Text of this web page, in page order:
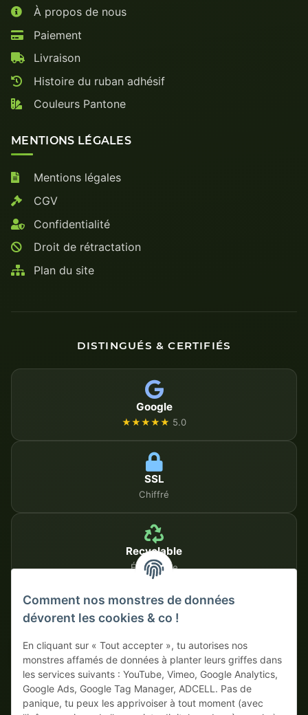
À propos de nous
Paiement
Livraison
Histoire du ruban adhésif
Couleurs Pantone
MENTIONS LÉGALES
Mentions légales
CGV
Confidentialité
Droit de rétractation
Plan du site
DISTINGUÉS & CERTIFIÉS
Google
★★★★★ 5.0
SSL
Chiffré
Recyclable
Écologique
MÉTHODES DE PAIEMENT SÉCURISÉES
Sur facture Paiement anticipé avec escompte
Comment nos monstres de données
dévorent les cookies & co !
En cliquant sur « Tout accepter », tu autorises nos
monstres affamés de données à planter leurs griffes dans
les services suivants : YouTube, Vimeo, Google Analytics,
Google Ads, Google Tag Manager, ADCELL. Pas de
panique, tu peux les apprivoiser à tout moment (avec